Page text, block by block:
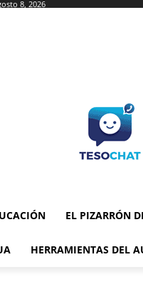
8, 2026
EL PIZARRÓN
HERRAMIENTAS DEL